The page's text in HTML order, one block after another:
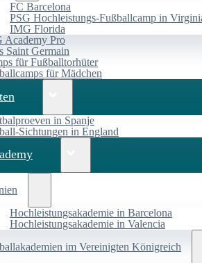
FC Barcelona
PSG Hochleistungs-Fußballcamp in
IMG Florida
Academy Pro
Saint Germain
für Fußballtorhüter
für Mädchen
in Spanje
Sichtungen in England
Hochleistungsakademie in Barcelona
Hochleistungsakademie in Valencia
im Vereinigten Königreich